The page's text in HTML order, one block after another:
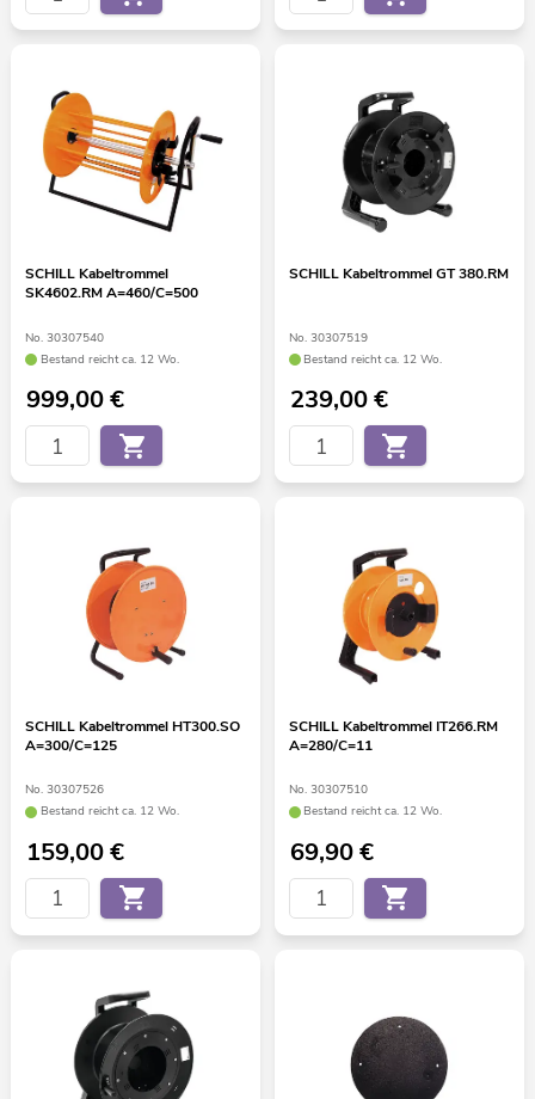
SCHILL Kabeltrommel
SK4602.RM A=460/C=500
No. 30307540
Bestand reicht ca. 12 Wo.
999,00€
SCHILL Kabeltrommel GT 380.RM
No. 30307519
Bestand reicht ca. 12 Wo.
239,00€
SCHILL Kabeltrommel HT300.SO
A=300/C=125
No. 30307526
Bestand reicht ca. 12 Wo.
159,00€
SCHILL Kabeltrommel IT266.RM
A=280/C=11
No. 30307510
Bestand reicht ca. 12 Wo.
69,90€